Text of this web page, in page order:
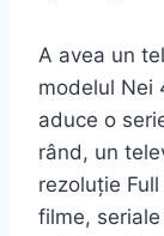
A avea un
modelul Nei
aduce o
rând, un
rezoluție
filme,